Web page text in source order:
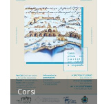
Corsi